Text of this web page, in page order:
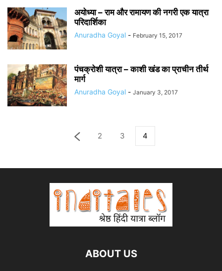
अयोध्या – राम और रामायण की नगरी एक यात्रा
परिदार्शिका
Anuradha Goyal - February 15, 2017
पंचक्रोशी यात्रा – काशी खंड का प्राचीन तीर्थ
मार्ग
Anuradha Goyal - January 3, 2017
2 3 4
ABOUT US